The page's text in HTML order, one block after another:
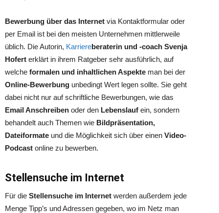
Bewerbung über das Internet via Kontaktformular oder
per Email ist bei den meisten Unternehmen mittlerweile
üblich. Die Autorin, Karriereberaterin und -coach Svenja
Hofert erklärt in ihrem Ratgeber sehr ausführlich, auf
welche formalen und inhaltlichen Aspekte man bei der
Online-Bewerbung unbedingt Wert legen sollte. Sie geht
dabei nicht nur auf schriftliche Bewerbungen, wie das
Email Anschreiben oder den Lebenslauf ein, sondern
behandelt auch Themen wie Bildpräsentation,
Dateiformate und die Möglichkeit sich über einen Video-
Podcast online zu bewerben.
Stellensuche im Internet
Für die Stellensuche im Internet werden außerdem jede
Menge Tipp’s und Adressen gegeben, wo im Netz man